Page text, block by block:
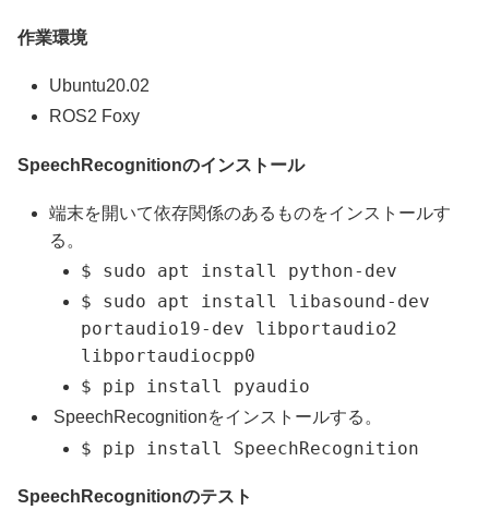
作業環境
Ubuntu20.02
ROS2 Foxy
SpeechRecognitionのインストール
端末を開いて依存関係のあるものをインストールす
る。
$ sudo apt install python-dev
$ sudo apt install libasound-dev
portaudio19-dev libportaudio2
libportaudiocpp0
$ pip install pyaudio
SpeechRecognitionをインストールする。
$ pip install SpeechRecognition
SpeechRecognitionのテスト